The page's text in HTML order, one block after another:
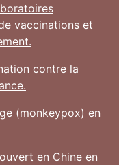
vaccinations et
contre la
(monkeypox) en
en Chine en